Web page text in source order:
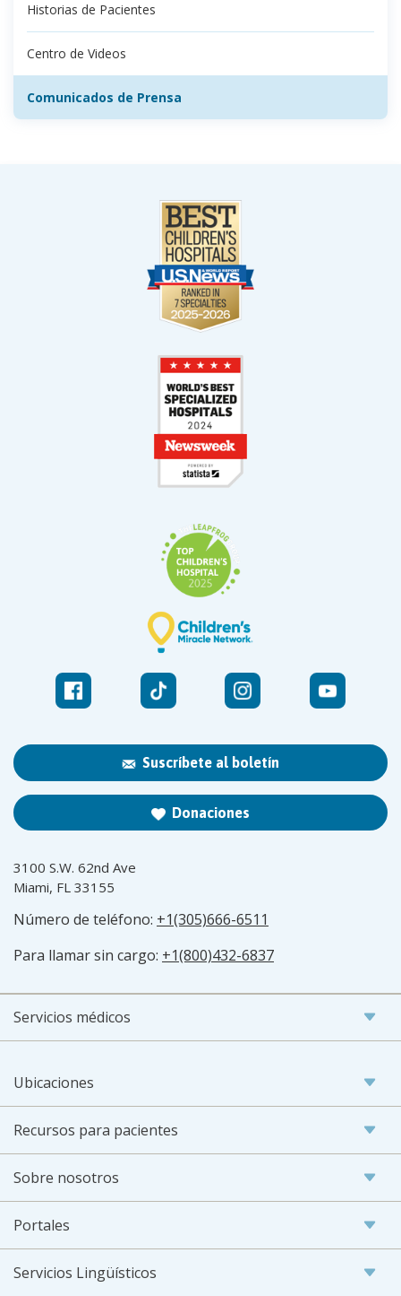
Historias de Pacientes
Centro de Videos
Comunicados de Prensa
Suscríbete al boletín
Donaciones
3100 S.W. 62nd Ave
Miami, FL 33155
Número de teléfono: +1(305)666-6511
Para llamar sin cargo: +1(800)432-6837
Servicios médicos
Ubicaciones
Recursos para pacientes
Sobre nosotros
Portales
Servicios Lingüísticos